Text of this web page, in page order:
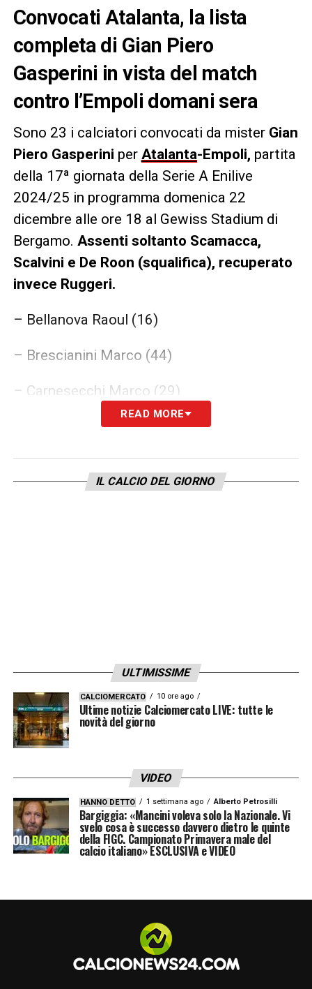
Convocati Atalanta, la lista
completa di Gian Piero
Gasperini in vista del match
contro l’Empoli domani sera
Sono 23 i calciatori convocati da mister Gian
Piero Gasperini per Atalanta-Empoli, partita
della 17ª giornata della Serie A Enilive
2024/25 in programma domenica 22
dicembre alle ore 18 al Gewiss Stadium di
Bergamo. Assenti soltanto Scamacca,
Scalvini e De Roon (squalifica), recuperato
invece Ruggeri.
– Bellanova Raoul (16)
– Brescianini Marco (44)
– Carnesecchi Marco (29)
– Cuadrado Juan (7)
– De Ketelaere Charles (17)
– Kossounou Odilon (3)
– Lookman Ademola (11)
– Palestra Marco (27)
– Pašalić Mario (8)
– Retegui Mateo (32)
– Rossi Francesco (31)
– Samardžić Lazar (24)
READ MORE
IL CALCIO DEL GIORNO
ULTIMISSIME
CALCIOMERCATO 10 ore ago
Ultime notizie Calciomercato LIVE: tutte le
novità del giorno
VIDEO
HANNO DETTO 1 settimana ago Alberto Petrosilli
Bargiggia: «Mancini voleva solo la Nazionale. Vi
svelo cosa è successo davvero dietro le quinte
della FIGC. Campionato Primavera male del
calcio italiano» ESCLUSIVA e VIDEO